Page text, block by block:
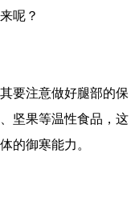
呢？
要注意做好腿部的保
坚果等温性食品，这
的御寒能力。